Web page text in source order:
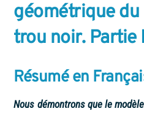
géométrique
trou noir. Partie I
Résumé en
Nous démontrons que le